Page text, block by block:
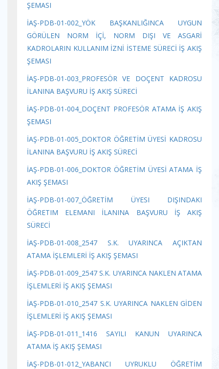
ŞEMASI
İAŞ-PDB-01-002_YÖK BAŞKANLIĞINCA UYGUN
GÖRÜLEN NORM İÇİ, NORM DIŞI VE ASGARİ
KADROLARIN KULLANIM İZNİ İSTEME SÜRECİ İŞ AKIŞ
ŞEMASI
İAŞ-PDB-01-003_PROFESÖR VE DOÇENT KADROSU
İLANINA BAŞVURU İŞ AKIŞ SÜRECİ
İAŞ-PDB-01-004_DOÇENT PROFESÖR ATAMA İŞ AKIŞ
ŞEMASI
İAŞ-PDB-01-005_DOKTOR ÖĞRETİM ÜYESİ KADROSU
İLANINA BAŞVURU İŞ AKIŞ SÜRECİ
İAŞ-PDB-01-006_DOKTOR ÖĞRETİM ÜYESİ ATAMA İŞ
AKIŞ ŞEMASI
İAŞ-PDB-01-007_ÖĞRETİM ÜYESI DIŞINDAKI
ÖĞRETIM ELEMANI İLANINA BAŞVURU İŞ AKIŞ
SÜRECİ
İAŞ-PDB-01-008_2547 S.K. UYARINCA AÇIKTAN
ATAMA İŞLEMLERİ İŞ AKIŞ ŞEMASI
İAŞ-PDB-01-009_2547 S.K. UYARINCA NAKLEN ATAMA
İŞLEMLERİ İŞ AKIŞ ŞEMASI
İAŞ-PDB-01-010_2547 S.K. UYARINCA NAKLEN GİDEN
İŞLEMLERİ İŞ AKIŞ ŞEMASI
İAŞ-PDB-01-011_1416 SAYILI KANUN UYARINCA
ATAMA İŞ AKIŞ ŞEMASI
İAŞ-PDB-01-012_YABANCI UYRUKLU ÖĞRETİM